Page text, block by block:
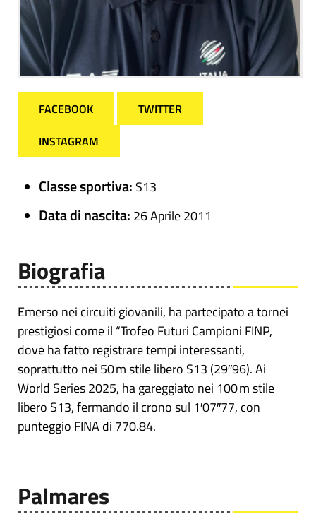
FACEBOOK
TWITTER
INSTAGRAM
Classe sportiva: S13
Data di nascita: 26 Aprile 2011
Biografia
Emerso nei circuiti giovanili, ha partecipato a tornei
prestigiosi come il “Trofeo Futuri Campioni FINP,
dove ha fatto registrare tempi interessanti,
soprattutto nei 50 m stile libero S13 (29″96). Ai
World Series 2025, ha gareggiato nei 100 m stile
libero S13, fermando il crono sul 1′07″77, con
punteggio FINA di 770.84.
Palmares